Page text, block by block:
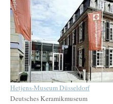
Hetjens-Museum Düsseldorf
Deutsches Keramikmuseum